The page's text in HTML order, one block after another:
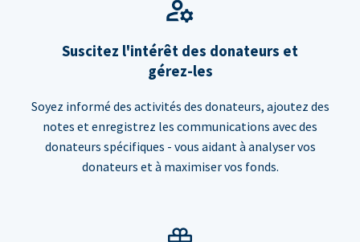
Suscitez l'intérêt des donateurs et
gérez-les
Soyez informé des activités des donateurs, ajoutez des
notes et enregistrez les communications avec des
donateurs spécifiques - vous aidant à analyser vos
donateurs et à maximiser vos fonds.